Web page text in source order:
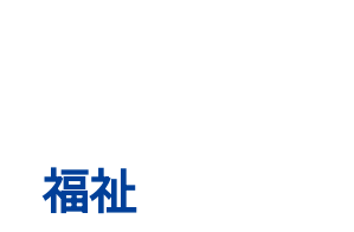
福祉